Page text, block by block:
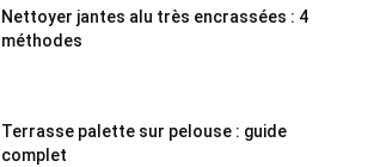
Nettoyer jantes alu très encrassées : 4
méthodes
Terrasse palette sur pelouse : guide
complet